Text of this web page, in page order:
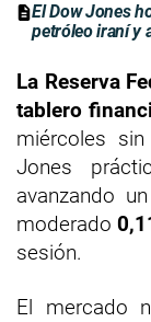
El Dow Jones
petróleo iraní y
La Reserva
tablero
miércoles
Jones
avanzando
moderado
sesión.
El mercado